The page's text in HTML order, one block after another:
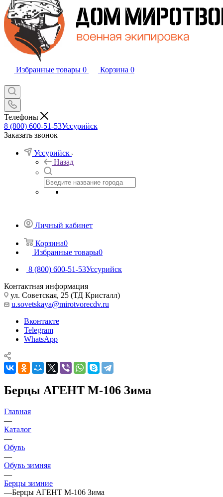
Избранные товары 0 Корзина 0
Телефоны
8 (800) 600-51-53Уссурийск
Заказать звонок
Уссурийск
Назад
Личный кабинет
Корзина0
Избранные товары0
8 (800) 600-51-53Уссурийск
Контактная информация
ул. Советская, 25 (ТД Кристалл)
u.sovetskaya@mirotvorecdv.ru
Вконтакте
Telegram
WhatsApp
Берцы АГЕНТ М-106 Зима
Главная
—
Каталог
—
Обувь
—
Обувь зимняя
—
Берцы зимние
—Берцы АГЕНТ М-106 Зима